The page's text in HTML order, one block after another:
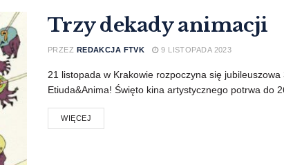
Trzy dekady animacji
PRZEZ REDAKCJA FTVK 9 LISTOPADA 2023
21 listopada w Krakowie rozpoczyna się
Etiuda&Anima! Święto kina artystycznego potrwa do
WIĘCEJ